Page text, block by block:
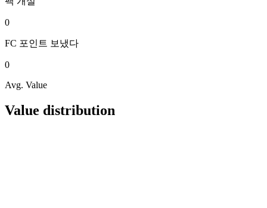
0
FC 포인트 보냈다
0
Avg. Value
Value distribution